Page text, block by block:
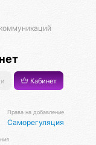
Кабинет
Права на добавление
Саморегуляция